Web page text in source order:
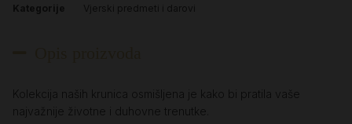
Kategorije
Vjerski predmeti i darovi
Kolekcija naših krunica osmišljena je kako bi pratila vaše
najvažnije životne i duhovne trenutke.